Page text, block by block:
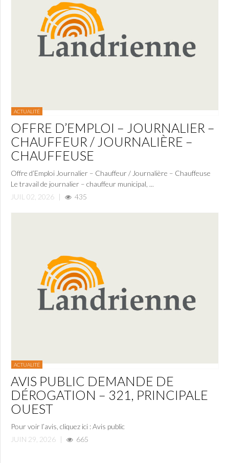
ACTUALITÉ
OFFRE D’EMPLOI – JOURNALIER –
CHAUFFEUR / JOURNALIÈRE –
CHAUFFEUSE
Offre d’Emploi Journalier – Chauffeur / Journalière – Chauffeuse
Le travail de journalier – chauffeur municipal, ...
JUIL 02, 2026 | 435
ACTUALITÉ
AVIS PUBLIC DEMANDE DE
DÉROGATION – 321, PRINCIPALE
OUEST
Pour voir l’avis, cliquez ici : Avis public
JUIN 29, 2026 | 665